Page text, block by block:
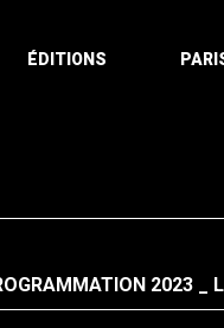
ÉDITIONS
2023